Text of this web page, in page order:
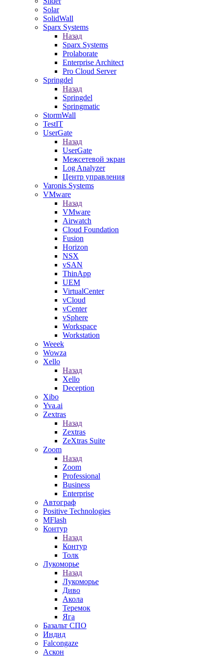
Solar
SolidWall
Sparx Systems
Назад
Sparx Systems
Prolaborate
Enterprise Architect
Pro Cloud Server
Springdel
Назад
Springdel
Springmatic
StormWall
TestIT
UserGate
Назад
UserGate
Межсетевой экран
Log Analyzer
Центр управления
Varonis Systems
VMware
Назад
VMware
Airwatch
Cloud Foundation
Fusion
Horizon
NSX
vSAN
ThinApp
UEM
VirtualCenter
vCloud
vCenter
vSphere
Workspace
Workstation
Weeek
Wowza
Xello
Назад
Xello
Deception
Xibo
Yva.ai
Zextras
Назад
Zextras
ZeXtras Suite
Zoom
Назад
Zoom
Professional
Business
Enterprise
Автограф
Positive Technologies
MFlash
Контур
Назад
Контур
Толк
Лукоморье
Назад
Лукоморье
Диво
Акола
Теремок
Яга
Базальт СПО
Индид
Falcongaze
Аскон